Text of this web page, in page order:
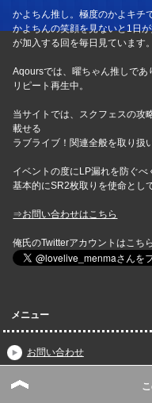
かよちん推し。極度のかよキチ
かよちんの笑顔を見ないと1日
が加入する回を毎日見ています。
Aqoursでは、曜ちゃん推しであ
リピート再生中。
当サイトでは、スクフェスの攻
載せる
ラブライブ！関連全般を取り扱
イベントの度にLP漏れを防ぐ
基本的にSR2枚取りを使命とし
⇒お問い合わせはこちら
俺氏のTwitterアカウントはこちら
メニュー
お問い合わせ
スクフェス速報｜ラブライ